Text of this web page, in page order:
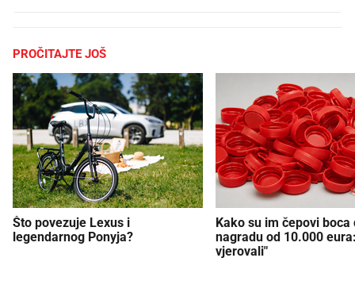
PROČITAJTE JOŠ
Što povezuje Lexus i
legendarnog Ponyja?
Kako su im čepovi boca
nagradu od 10.000
vjerovali"